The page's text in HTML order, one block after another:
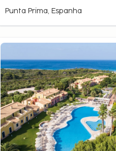
Punta Prima, Espanha